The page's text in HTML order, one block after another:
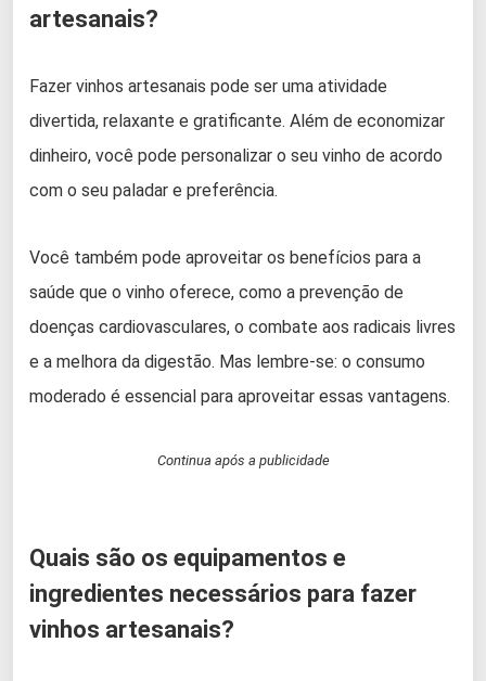
artesanais?
Fazer vinhos artesanais pode ser uma atividade
divertida, relaxante e gratificante. Além de economizar
dinheiro, você pode personalizar o seu vinho de acordo
com o seu paladar e preferência.
Você também pode aproveitar os benefícios para a
saúde que o vinho oferece, como a prevenção de
doenças cardiovasculares, o combate aos radicais livres
e a melhora da digestão. Mas lembre-se: o consumo
moderado é essencial para aproveitar essas vantagens.
Continua após a publicidade
Quais são os equipamentos e
ingredientes necessários para fazer
vinhos artesanais?